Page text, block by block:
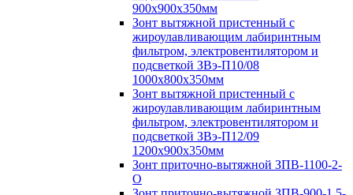
900х900х350мм
Зонт вытяжной пристенный с
жироулавливающим лабиринтным
фильтром, электровентилятором и
подсветкой ЗВэ-П10/08
1000х800х350мм
Зонт вытяжной пристенный с
жироулавливающим лабиринтным
фильтром, электровентилятором и
подсветкой ЗВэ-П12/09
1200х900х350мм
Зонт приточно-вытяжной ЗПВ-1100-2-
О